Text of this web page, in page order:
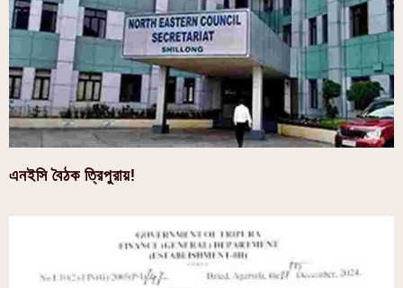
এনইসি বৈঠক ত্রিপুরায়!